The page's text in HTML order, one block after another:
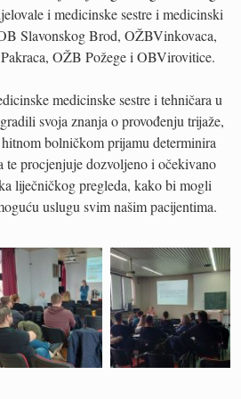
i medicinske sestre i medicinski
Slavonskog Brod, OŽBVinkovaca,
OŽB Požege i OBVirovitice.
medicinske sestre i tehničara u
svoja znanja o provođenju trijaže,
bolničkom prijamu determinira
te procjenjuje dozvoljeno i očekivano
liječničkog pregleda, kako bi mogli
uslugu svim našim pacijentima.